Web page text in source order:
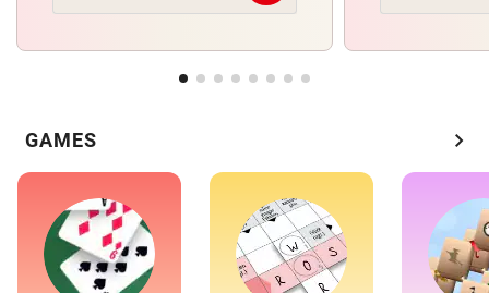
GAMES chevron_right